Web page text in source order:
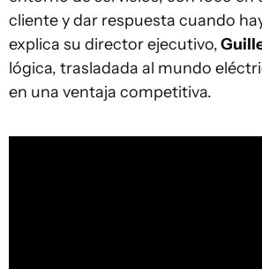
cliente y dar respuesta cuando
explica su director ejecutivo,
lógica, trasladada al mundo
en una ventaja competitiva.